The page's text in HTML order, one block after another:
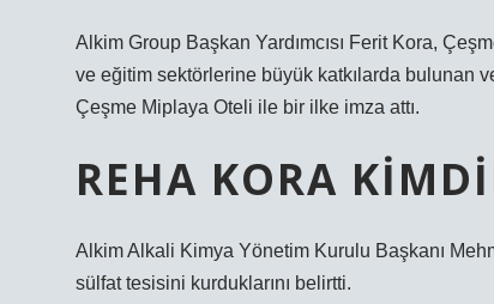
Alkim Group Başkan Yardımcısı Ferit Kora,
ve eğitim sektörlerine büyük katkılarda bulunan
Çeşme Miplaya Oteli ile bir ilke imza attı.
REHA KORA
Alkim Alkali Kimya Yönetim Kurulu Başkanı
sülfat tesisini kurduklarını belirtti.